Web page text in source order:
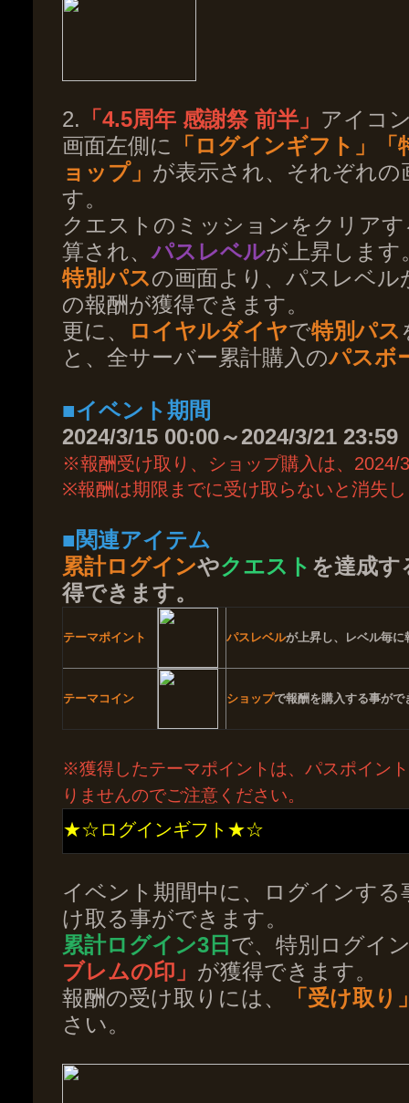
2. 「4.5周年 感謝祭 前半」 アイコ
画面左側に
「ログインギフト」
ョップ」 が表示され、それぞれ
す。
クエストのミッションをクリア
算され、パスレベルが上昇します
特別パスの画面より、パスレベル
の報酬が獲得できます。
更に、
ロイヤルダイヤで特別パス
と、全サーバー累計購入のパスボ
■イベント期間
2024/3/15 00:00～2024/3/21 23:59
※報酬受け取り、ショップ購入は、2024/
※報酬は期限までに受け取らないと消失
■関連アイテム
累計ログインやクエスト を達成す
得できます。
テーマポイント パスレベルが上昇し、レベル毎
テーマコイン ショップで報酬を購入する事がで
※獲得したテーマポイントは、 パスポイン
りませんのでご注意ください。
★☆ログインギフト★☆
イベント期間中に、ログインする
け取る事ができます。
累計ログイン3日 で、特別ログイ
ブレムの印 」 が獲得できます。
報酬の受け取りには、
「受け取り
さい。